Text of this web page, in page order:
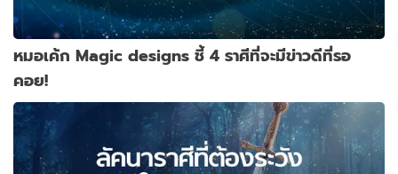
หมอเค้ก Magic designs ชี้ 4 ราศีที่จะมีข่าวดีที่รอ
คอย!